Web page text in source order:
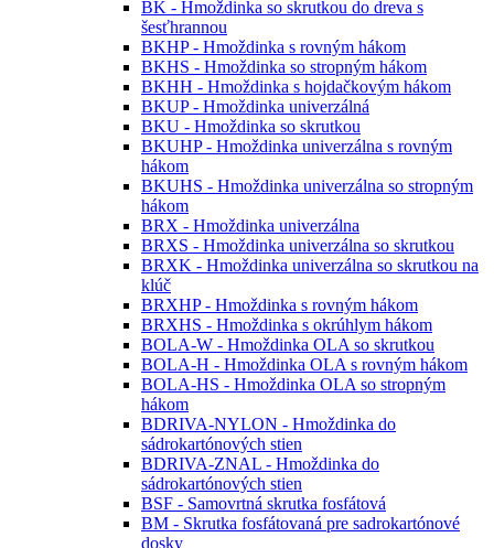
BK - Hmoždinka so skrutkou do dreva s
šesťhrannou
BKHP - Hmoždinka s rovným hákom
BKHS - Hmoždinka so stropným hákom
BKHH - Hmoždinka s hojdačkovým hákom
BKUP - Hmoždinka univerzálná
BKU - Hmoždinka so skrutkou
BKUHP - Hmoždinka univerzálna s rovným
hákom
BKUHS - Hmoždinka univerzálna so stropným
hákom
BRX - Hmoždinka univerzálna
BRXS - Hmoždinka univerzálna so skrutkou
BRXK - Hmoždinka univerzálna so skrutkou na
klúč
BRXHP - Hmoždinka s rovným hákom
BRXHS - Hmoždinka s okrúhlym hákom
BOLA-W - Hmoždinka OLA so skrutkou
BOLA-H - Hmoždinka OLA s rovným hákom
BOLA-HS - Hmoždinka OLA so stropným
hákom
BDRIVA-NYLON - Hmoždinka do
sádrokartónových stien
BDRIVA-ZNAL - Hmoždinka do
sádrokartónových stien
BSF - Samovrtná skrutka fosfátová
BM - Skrutka fosfátovaná pre sadrokartónové
dosky